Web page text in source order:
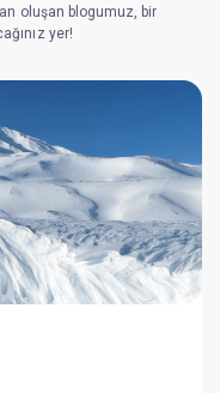
oluşan blogumuz, bir
yer!